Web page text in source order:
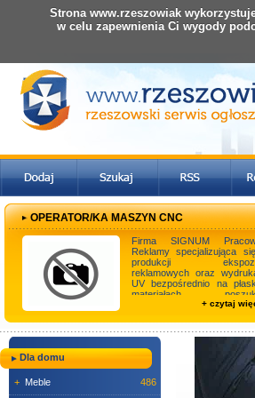
OPERATOR/KA MASZYN CNC
Firma SIGNUM
Reklamy specjalizująca
produkcji
reklamowych oraz
UV bezpośrednio na
materiałach
pracowników do pracy
+ czytaj
Dla domu
+ Meble 486
Strona www.rzeszowiak
w celu zapewnienia Ci wygody